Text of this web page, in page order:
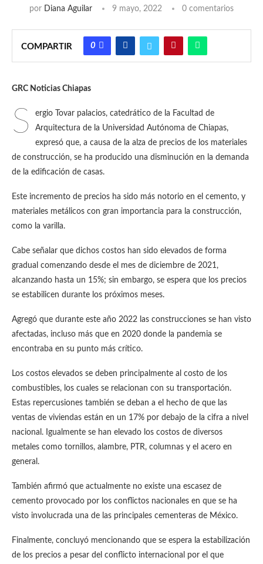
por Diana Aguilar 9 mayo, 2022 0 comentarios
COMPARTIR 0
GRC Noticias Chiapas
S
ergio Tovar palacios, catedrático de la Facultad de
Arquitectura de la Universidad Autónoma de Chiapas,
expresó que, a causa de la alza de precios de los materiales
de construcción, se ha producido una disminución en la demanda
de la edificación de casas.
Este incremento de precios ha sido más notorio en el cemento, y
materiales metálicos con gran importancia para la construcción,
como la varilla.
Cabe señalar que dichos costos han sido elevados de forma
gradual comenzando desde el mes de diciembre de 2021,
alcanzando hasta un 15%; sin embargo, se espera que los precios
se estabilicen durante los próximos meses.
Agregó que durante este año 2022 las construcciones se han visto
afectadas, incluso más que en 2020 donde la pandemia se
encontraba en su punto más crítico.
Los costos elevados se deben principalmente al costo de los
combustibles, los cuales se relacionan con su transportación.
Estas repercusiones también se deban a el hecho de que las
ventas de viviendas están en un 17% por debajo de la cifra a nivel
nacional. Igualmente se han elevado los costos de diversos
metales como tornillos, alambre, PTR, columnas y el acero en
general.
También afirmó que actualmente no existe una escasez de
cemento provocado por los conflictos nacionales en que se ha
visto involucrada una de las principales cementeras de México.
Finalmente, concluyó mencionando que se espera la estabilización
de los precios a pesar del conflicto internacional por el que